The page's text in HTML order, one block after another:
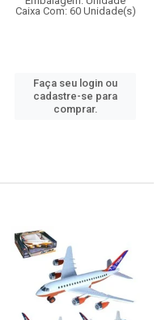
Caixa Com: 60 Unidade(s)
Faça seu login ou
cadastre-se para
comprar.